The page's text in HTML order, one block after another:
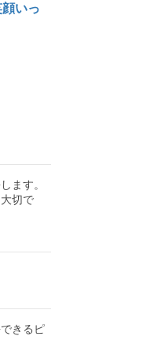
いっ
ます。
切で
きるピ